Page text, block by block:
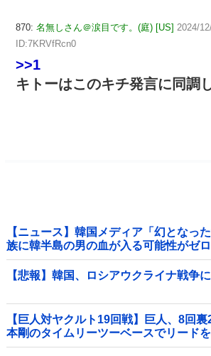
870: 名無しさん＠涙目です。(庭) [US] 2024/
ID:7KRVfRcn0
>>1
キトーはこのキチ発言に同調
【ニュース】韓国メディア「幻となっ
族に韓半島の男の血が入る可能性がゼロ
【悲報】韓国、ロシアウクライナ戦争
【巨人対ヤクルト19回戦】巨人、8回
本剛のタイムリーツーベースでリード
る！！！！！！！！他